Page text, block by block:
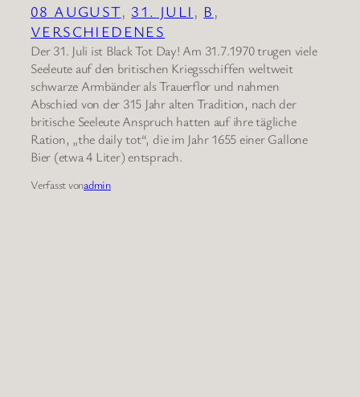
08 AUGUST, 31. JULI , B
VERSCHIEDENES
Der 31. Juli ist Black Tot Day! Am 31.7.1970 trugen viele
Seeleute auf den britischen Kriegsschiffen weltweit
schwarze Armbänder als Trauerflor und nahmen
Abschied von der 315 Jahr alten Tradition, nach der
britische Seeleute Anspruch hatten auf ihre tägliche
Ration, „the daily tot“, die im Jahr 1655 einer Gallone
Bier (etwa 4 Liter) entsprach.
Verfasst vonadmin